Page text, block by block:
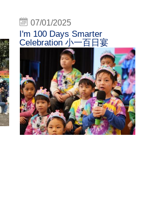
07/01/2025
I'm 100 Days Smarter
Celebration 小一百日宴